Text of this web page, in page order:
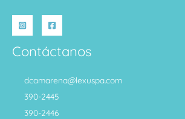
Contáctanos
dcamarena@lexuspa.com
390-2445
390-2446